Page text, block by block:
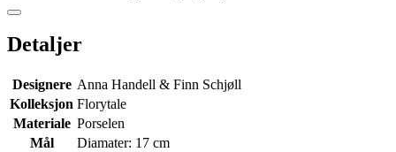
Detaljer
Designere Anna Handell & Finn Schjøll
Kolleksjon Florytale
Materiale Porselen
Mål
Diamater: 17 cm